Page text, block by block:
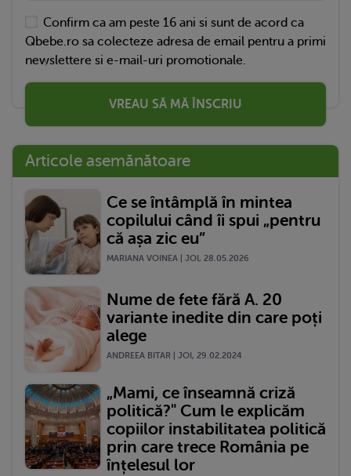
Confirm ca am peste 16 ani si sunt de acord ca
Qbebe.ro sa colecteze adresa de email pentru a primi
newslettere si e-mail-uri promotionale.
VREAU SĂ MĂ ÎNSCRIU
Articole asemănătoare
Ce se întâmplă în mintea
copilului când îi spui „pentru
că așa zic eu”
MARIANA VOINEA | JOI, 28.05.2026
Nume de fete fără A. 20
variante inedite din care poți
alege
ANDREEA BITAR | JOI, 29.02.2024
„Mami, ce înseamnă criză
politică?" Cum le explicăm
copiilor instabilitatea politică
prin care trece România pe
înțelesul lor